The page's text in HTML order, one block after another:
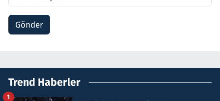
Gönder
Trend Haberler
1